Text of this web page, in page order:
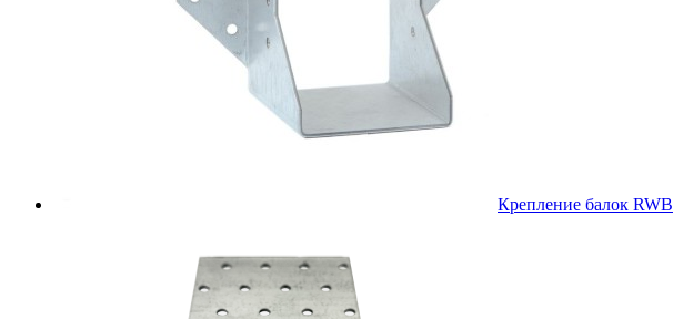
Крепление балок RWB